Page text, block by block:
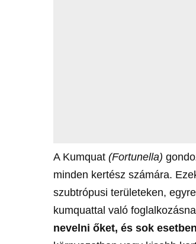
A Kumquat(Fortunella)
minden kertész számára.
szubtrópusi területeken,
kumquattal való
nevelni őket, és sok